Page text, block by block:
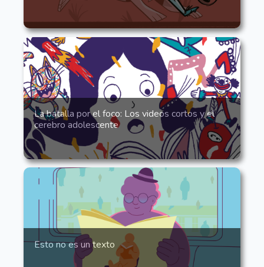
La batalla por el foco: Los videos cortos y el
cerebro adolescente
Esto no es un texto